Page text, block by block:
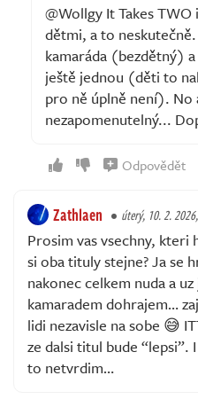
@Wollgy It Takes
dětmi, a to
kamaráda (bezdětný)
ještě jednou (děti to
pro ně úplně není). No
nezapomenutelný...
Odpovědět
Zathlaen úterý, 10. 2.
Prosim vas vsechny, kteri
si oba tituly stejne? Ja se
nakonec celkem nuda a
kamaradem dohrajem…
lidi nezavisle na sobe 😅
ze dalsi titul bude “lepsi”.
to netvrdim…